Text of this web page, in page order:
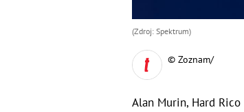
(Zdroj: Spektrum)
© Zoznam/
Alan Murin, Hard